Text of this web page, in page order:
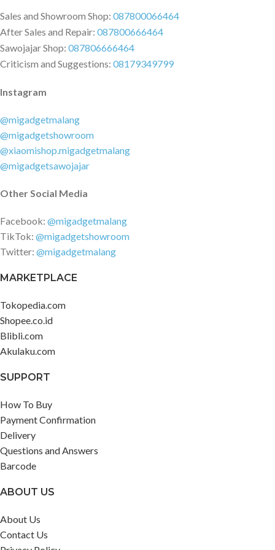
air untuk kabel daya Stiker
template pemasangan Kit
Sales and Showroom Shop: 087800066464
After Sales and Repair: 087800666464
Sawojajar Shop: 087806666464
Criticism and Suggestions: 08179349799
Instagram
@migadgetmalang
@migadgetshowroom
@xiaomishop.migadgetmalang
@migadgetsawojajar
Other Social Media
Facebook: @migadgetmalang
TikTok: @migadgetshowroom
Twitter: @migadgetmalang
MARKETPLACE
Tokopedia.com
Shopee.co.id
Blibli.com
Akulaku.com
SUPPORT
How To Buy
Payment Confirmation
Delivery
Questions and Answers
Barcode
ABOUT US
About Us
Contact Us